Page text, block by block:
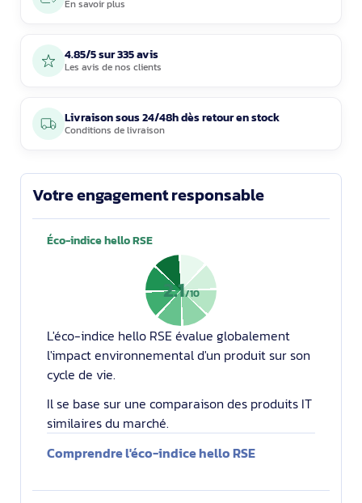
En savoir plus
4.85/5 sur 335 avis
Les avis de nos clients
Livraison sous 24/48h dès retour en stock
Conditions de livraison
Votre engagement responsable
Éco-indice hello RSE
2.1/10
L'éco-indice hello RSE évalue globalement
l'impact environnemental d'un produit sur son
cycle de vie.
Il se base sur une comparaison des produits IT
similaires du marché.
Comprendre l'éco-indice hello RSE